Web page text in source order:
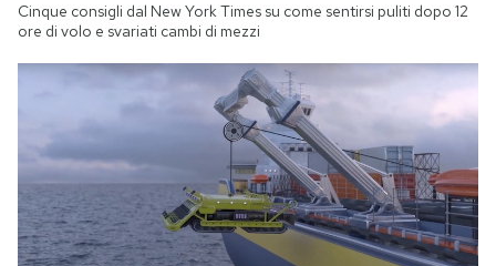
Cinque consigli dal New York Times su come sentirsi puliti dopo 12
ore di volo e svariati cambi di mezzi